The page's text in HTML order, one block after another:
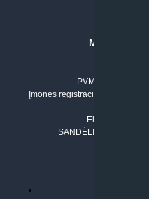
MB
PVM mokėtojo
Įmonės registracijos adresas:
El. paštas:
SANDĖLIO ADRESAS: